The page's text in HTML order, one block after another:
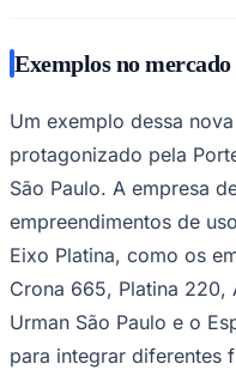
Exemplos no
Um exemplo dessa
protagonizado pela
São Paulo. A empresa
empreendimentos de
Eixo Platina, como os
Crona 665, Platina 220,
Urman São Paulo e o
para integrar diferentes